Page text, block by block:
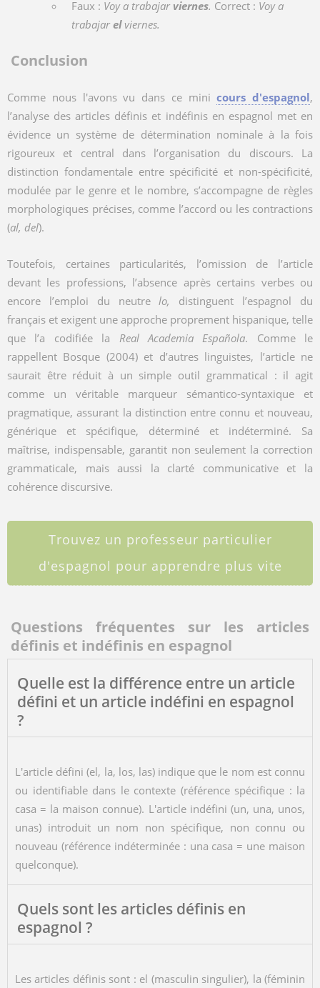
Faux : Voy a trabajar viernes. Correct : Voy a
trabajarelviernes.
Conclusion
Comme nous l'avons vu dans ce minicours d'espagnol,
l’analyse des articles définis et indéfinis en espagnol met en
évidence un système de détermination nominale à la fois
rigoureux et central dans l’organisation du discours. La
distinction fondamentale entre spécificité et non-spécificité,
modulée par le genre et le nombre, s’accompagne de règles
morphologiques précises, comme l’accord ou les contractions
(al, del).
Toutefois, certaines particularités, l’omission de l’article
devant les professions, l’absence après certains verbes ou
encore l’emploi du neutrelo,
distinguent l’espagnol du
français et exigent une approche proprement hispanique, telle
que l’a codifiée la Real Academia Española. Comme le
rappellent Bosque (2004) et d’autres linguistes, l’article ne
saurait être réduit à un simple outil grammatical : il agit
comme un véritable marqueur sémantico-syntaxique et
pragmatique, assurant la distinction entre connu et nouveau,
générique et spécifique, déterminé et indéterminé. Sa
maîtrise, indispensable, garantit non seulement la correction
grammaticale, mais aussi la clarté communicative et la
cohérence discursive.
Trouvez un professeur particulier
d'espagnol pour apprendre plus vite
Questions fréquentes sur les articles
définis et indéfinis en espagnol
Quelle est la différence entre un article
défini et un article indéfini en espagnol
?
L'article défini (el, la, los, las) indique que le nom est connu
ou identifiable dans le contexte (référence spécifique : la
casa = la maison connue). L'article indéfini (un, una, unos,
unas) introduit un nom non spécifique, non connu ou
nouveau (référence indéterminée : una casa = une maison
quelconque).
Quels sont les articles définis en
espagnol ?
Les articles définis sont : el (masculin singulier), la (féminin